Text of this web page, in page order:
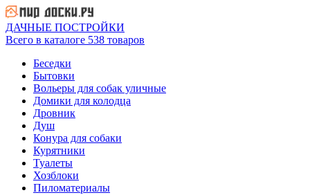
ДАЧНЫЕ ПОСТРОЙКИ
Всего в каталоге 538 товаров
Беседки
Бытовки
Вольеры для собак уличные
Домики для колодца
Дровник
Душ
Конура для собаки
Курятники
Туалеты
Хозблоки
Пиломатериалы